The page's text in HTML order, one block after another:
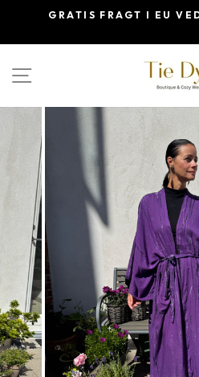
indhold
GRATIS FRAGT I EU